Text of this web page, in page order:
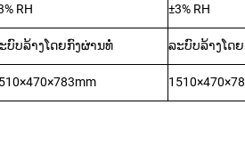
RH ±3% RH
ບົບລ້າງໂດຍກົງຜ່ານທໍ່ ລະບົບລ້າງໂດ